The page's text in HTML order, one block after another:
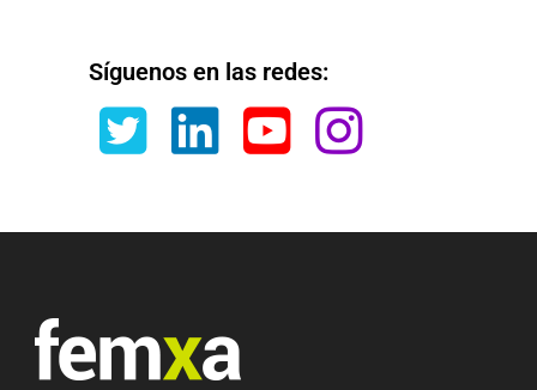
Síguenos en las redes: